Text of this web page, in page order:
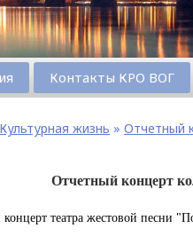
Контакты КРО ВОГ
Культурная жизнь » Отчетный
Отчетный концерт
театра жестовой песни